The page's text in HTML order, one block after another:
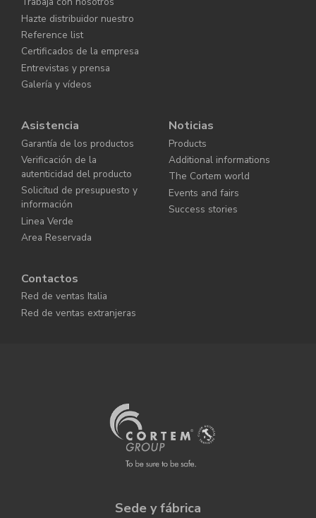
Hazte distribuidor nuestro
Reference list
Certificados de la empresa
Entrevistas y prensa
Galería y vídeos
Asistencia
Garantía de los productos
Verificación de la
autenticidad del producto
Solicitud de presupuesto y
información
Linea Verde
Area Reservada
Noticias
Products
Additional informations
The Cortem world
Events and fairs
Success stories
Contactos
Red de ventas Italia
Red de ventas extranjeras
Sede y fábrica